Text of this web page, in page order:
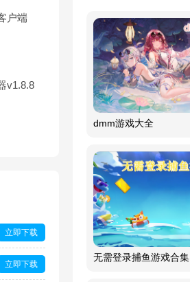
户端
v1.8.8
立即下载
立即下载
dmm游戏大全
无需登录捕鱼游戏合集